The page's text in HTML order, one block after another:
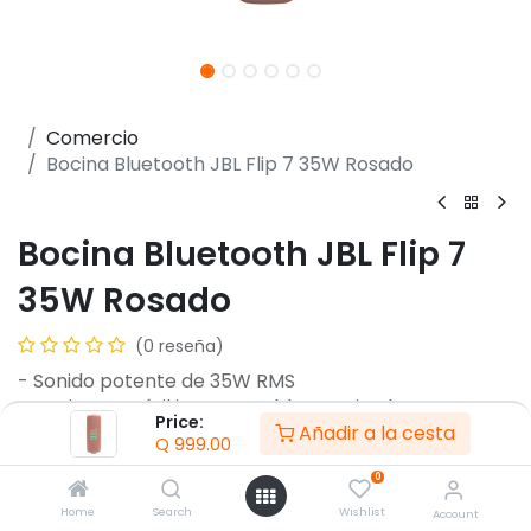
Price:
Q 999.00 Añadir a la cesta
Home Search
0
Wishlist Account
Comercio
Bocina Bluetooth JBL Flip 7 35W Rosado
Bocina Bluetooth JBL Flip 7
35W Rosado
(0 reseña)
- Sonido potente de 35W RMS
- Bocina portátil impermeable y antirrobos
- Potencia total de 35W RMS
- Respuesta de frecuencia 60 Hz - 20 kHz
- Bluetooth 5.4 con Auracast
- Alcance Bluetooth de hasta 30m